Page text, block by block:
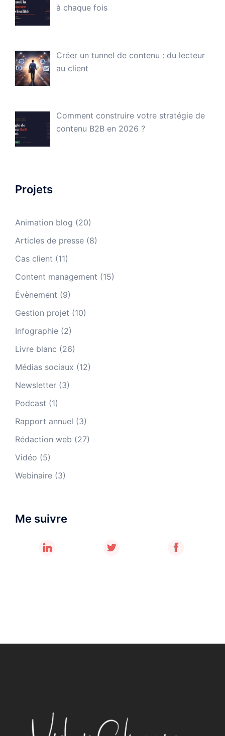
à chaque fois
Créer un tunnel de contenu : du lecteur
au client
Comment construire votre stratégie de
contenu B2B en 2026 ?
Projets
Animation blog (20)
Articles de presse (8)
Cas client (11)
Content management (15)
Évènement (9)
Gestion projet (10)
Infographie (2)
Livre blanc (26)
Médias sociaux (12)
Newsletter (3)
Podcast (1)
Rapport annuel (3)
Rédaction web (27)
Vidéo (5)
Webinaire (3)
Me suivre